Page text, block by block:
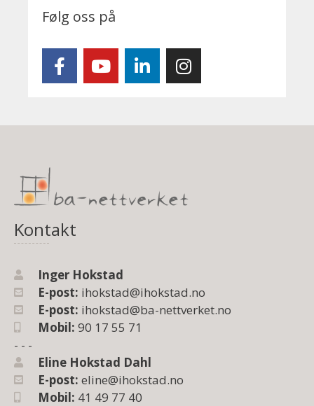
Følg oss på
Kontakt
Inger Hokstad
E-post: ihokstad@ihokstad.no
E-post: ihokstad@ba-nettverket.no
Mobil: 90 17 55 71
- - -
Eline Hokstad Dahl
E-post: eline@ihokstad.no
Mobil: 41 49 77 40